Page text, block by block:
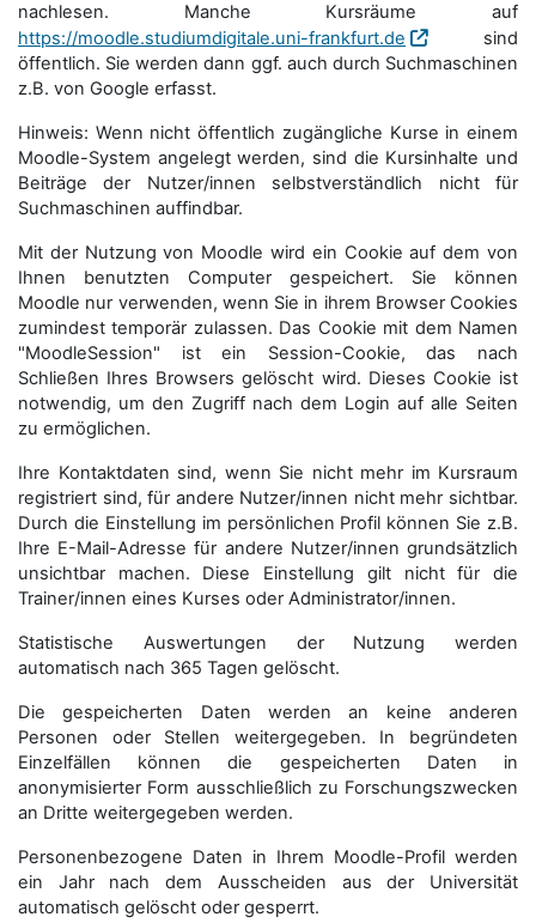
nachlesen. Manche Kursräume auf
https://moodle.studiumdigitale.uni-frankfurt.de
sind
öffentlich. Sie werden dann ggf. auch durch Suchmaschinen
z.B. von Google erfasst.
Hinweis: Wenn nicht öffentlich zugängliche Kurse in einem
Moodle-System angelegt werden, sind die Kursinhalte und
Beiträge der Nutzer/innen selbstverständlich nicht für
Suchmaschi­nen auffindbar.
Mit der Nutzung von Moodle wird ein Cookie auf dem von
Ihnen benutzten Computer gespeichert. Sie können
Moodle nur verwenden, wenn Sie in ihrem Browser Cookies
zumindest temporär zulassen. Das Cookie mit dem Namen
"MoodleSession" ist ein Session-Cookie, das nach
Schließen Ihres Browsers gelöscht wird. Dieses Cookie ist
notwendig, um den Zugriff nach dem Login auf alle Seiten
zu ermöglichen.
Ihre Kontaktdaten sind, wenn Sie nicht mehr im Kursraum
registriert sind, für andere Nutzer/innen nicht mehr sichtbar.
Durch die Einstellung im persönlichen Profil können Sie z.B.
Ihre E-Mail-Adresse für andere Nutzer/innen grundsätzlich
unsichtbar machen. Diese Einstellung gilt nicht für die
Trainer/innen eines Kurses oder Administrator/innen.
Statistische Auswertungen der Nutzung werden
automatisch nach 365 Tagen gelöscht.
Die gespeicherten Daten werden an keine anderen
Personen oder Stellen weitergegeben. In begründeten
Einzelfällen können die gespeicherten Daten in
anonymisierter Form aus­schließ­lich zu Forschungszwecken
an Dritte weitergegeben werden.
Personenbezogene Daten in Ihrem Moodle-Profil werden
ein Jahr nach dem Ausscheiden aus der Universität
automatisch gelöscht oder gesperrt.